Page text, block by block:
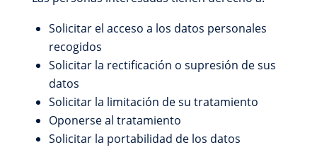
Solicitar el acceso a los datos personales
recogidos
Solicitar la rectificación o supresión de sus
datos
Solicitar la limitación de su tratamiento
Oponerse al tratamiento
Solicitar la portabilidad de los datos